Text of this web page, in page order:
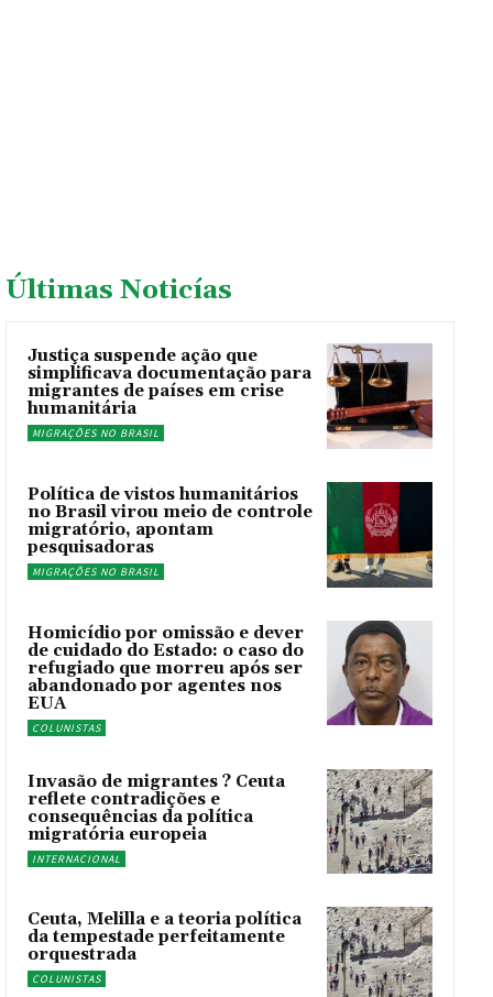
Últimas Noticías
Justiça suspende ação que
simplificava documentação para
migrantes de países em crise
humanitária
MIGRAÇÕES NO BRASIL
Política de vistos humanitários
no Brasil virou meio de controle
migratório, apontam
pesquisadoras
MIGRAÇÕES NO BRASIL
Homicídio por omissão e dever
de cuidado do Estado: o caso do
refugiado que morreu após ser
abandonado por agentes nos
EUA
COLUNISTAS
Invasão de migrantes ? Ceuta
reflete contradições e
consequências da política
migratória europeia
INTERNACIONAL
Ceuta, Melilla e a teoria política
da tempestade perfeitamente
orquestrada
COLUNISTAS